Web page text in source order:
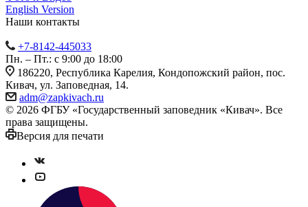
English Version
Наши контакты
+7-8142-445033
Пн. – Пт.: с 9:00 до 18:00
186220, Республика Карелия, Кондопожский район, пос.
Кивач, ул. Заповедная, 14.
adm@zapkivach.ru
© 2026 ФГБУ «Государственный заповедник «Кивач». Все
права защищены.
Версия для печати